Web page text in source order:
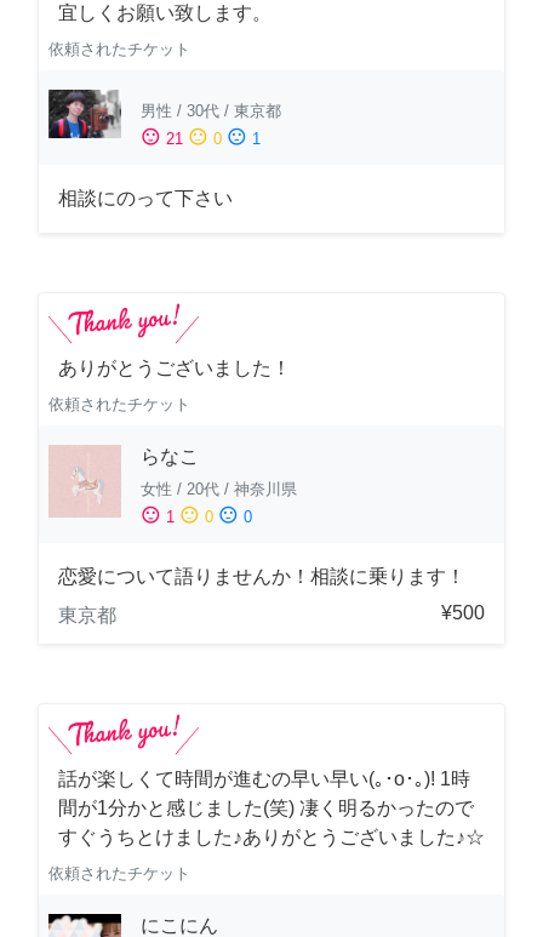
宜しくお願い致します。
依頼されたチケット
男性 / 30代 / 東京都
sentiment_satisfied 21 sentiment_neutral 0 sentiment_dissatisfied 1
相談にのって下さい
ありがとうございました！
依頼されたチケット
らなこ
女性 / 20代 / 神奈川県
sentiment_satisfied 1 sentiment_neutral 0 sentiment_dissatisfied 0
恋愛について語りませんか！相談に乗ります！
東京都
¥500
話が楽しくて時間が進むの早い早い(｡･о･｡)! 1時
間が1分かと感じました(笑) 凄く明るかったので
すぐうちとけました♪ありがとうございました♪☆
依頼されたチケット
にこにん